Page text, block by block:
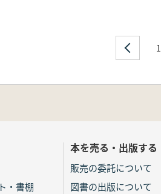
1
・書棚
本を売る・出版する
販売の委託について
図書の出版について